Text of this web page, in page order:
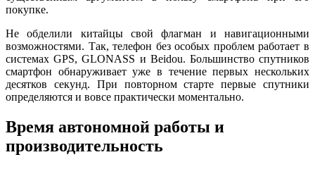
покупке.
Не обделили китайцы свой флагман и навигационными
возможностями. Так, телефон без особых проблем работает в
системах GPS, GLONASS и Beidou. Большинство спутников
смартфон обнаруживает уже в течение первых нескольких
десятков секунд. При повторном старте первые спутники
определяются и вовсе практически моментально.
Время автономной работы и
производительность